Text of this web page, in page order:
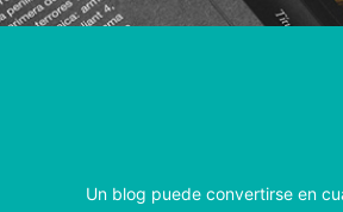
Un blog puede convertirse en